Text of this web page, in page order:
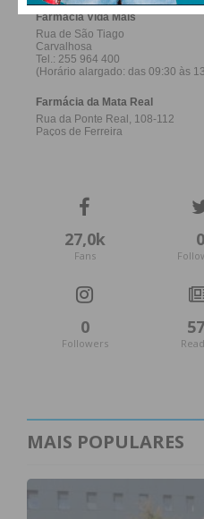
27,0k
Fans
0
0
Followers
MAIS POPULARES